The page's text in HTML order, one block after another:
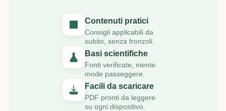
Contenuti pratici
Consigli applicabili da
subito, senza fronzoli.
Basi scientifiche
Fonti verificate, niente
mode passeggere.
Facili da scaricare
PDF pronti da leggere
su ogni dispositivo.